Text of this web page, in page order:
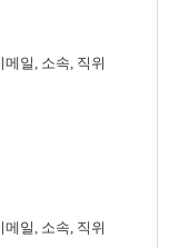
일, 소속, 직위
일, 소속, 직위